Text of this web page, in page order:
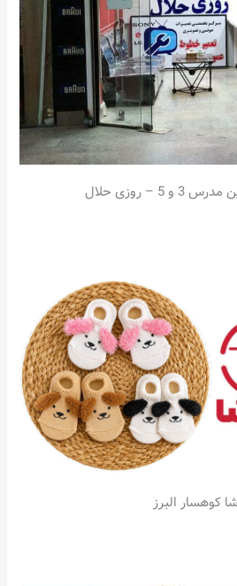
– روزی حلال
کوهسار البرز